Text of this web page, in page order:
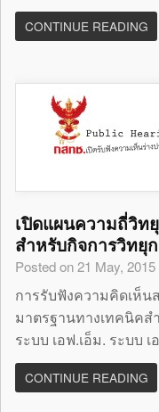
CONTINUE READING
เปิดแผนความถี่วิท
สำหรับกิจการวิทยุ
Posted on 21 May, 2015
การรับฟังความคิดเห็
มาตรฐานทางเทคนิคส
ระบบ เอฟ.เอ็ม. ระบบ
CONTINUE READING